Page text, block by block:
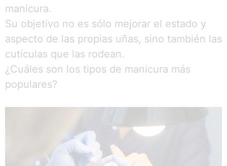
manicura.
Su objetivo no es sólo mejorar el estado y
aspecto de las propias uñas, sino también las
cutículas que las rodean.
¿Cuáles son los tipos de manicura más
populares?